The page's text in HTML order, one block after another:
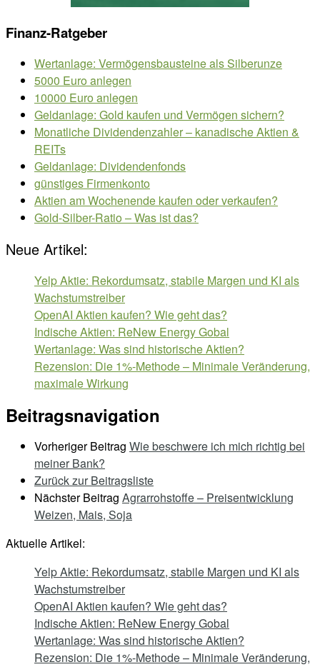
Finanz-Ratgeber
Wertanlage: Vermögensbausteine als Silberunze
5000 Euro anlegen
10000 Euro anlegen
Geldanlage: Gold kaufen und Vermögen sichern?
Monatliche Dividendenzahler – kanadische Aktien &
REITs
Geldanlage: Dividendenfonds
günstiges Firmenkonto
Aktien am Wochenende kaufen oder verkaufen?
Gold-Silber-Ratio – Was ist das?
Neue Artikel:
Yelp Aktie: Rekordumsatz, stabile Margen und KI als
Wachstumstreiber
OpenAI Aktien kaufen? Wie geht das?
Indische Aktien: ReNew Energy Gobal
Wertanlage: Was sind historische Aktien?
Rezension: Die 1%-Methode – Minimale Veränderung,
maximale Wirkung
Beitragsnavigation
Vorheriger Beitrag Wie beschwere ich mich richtig bei
meiner Bank?
Zurück zur Beitragsliste
Nächster Beitrag Agrarrohstoffe – Preisentwicklung
Weizen, Mais, Soja
Aktuelle Artikel:
Yelp Aktie: Rekordumsatz, stabile Margen und KI als
Wachstumstreiber
OpenAI Aktien kaufen? Wie geht das?
Indische Aktien: ReNew Energy Gobal
Wertanlage: Was sind historische Aktien?
Rezension: Die 1%-Methode – Minimale Veränderung,